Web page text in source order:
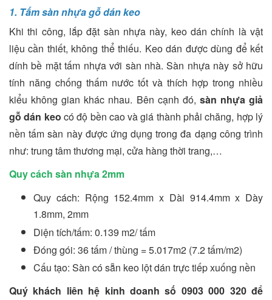
1. Tấm sàn nhựa gỗ dán keo
Khi thi công, lắp đặt sàn nhựa này, keo dán chính là vật
liệu cần thiết, không thể thiếu. Keo dán được dùng để kết
dính bề mặt tấm nhựa với sàn nhà. Sàn nhựa này sở hữu
tính năng chống thấm nước tốt và thích hợp trong nhiều
kiểu không gian khác nhau. Bên cạnh đó, sàn nhựa giả
gỗ dán keo có độ bền cao và giá thành phải chăng, hợp lý
nền tấm sàn này được ứng dụng trong đa dạng công trình
như: trung tâm thương mại, cửa hàng thời trang,…
Quy cách sàn nhựa 2mm
Quy cách: Rộng 152.4mm x Dài 914.4mm x Dày
1.8mm, 2mm
Diện tích/tấm: 0.139 m2/ tấm
Đóng gói: 36 tấm / thùng = 5.017m2 (7.2 tấm/m2)
Cấu tạo: Sàn có sẵn keo lột dán trực tiếp xuống nền
Quý khách liên hệ kinh doanh số 0903 000 320 để